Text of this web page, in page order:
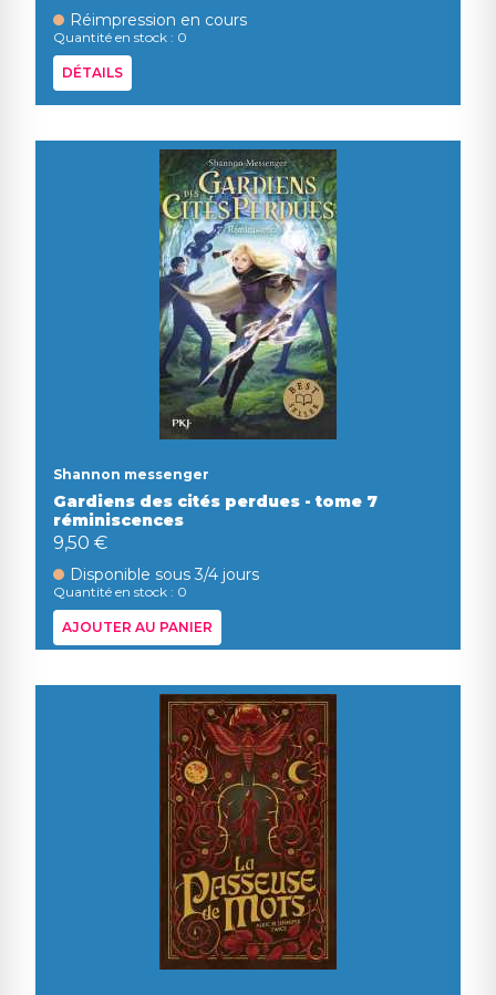
Réimpression en cours
Quantité en stock : 0
DÉTAILS
Shannon messenger
Gardiens des cités perdues - tome 7
réminiscences
9,50 €
Disponible sous 3/4 jours
Quantité en stock : 0
AJOUTER AU PANIER